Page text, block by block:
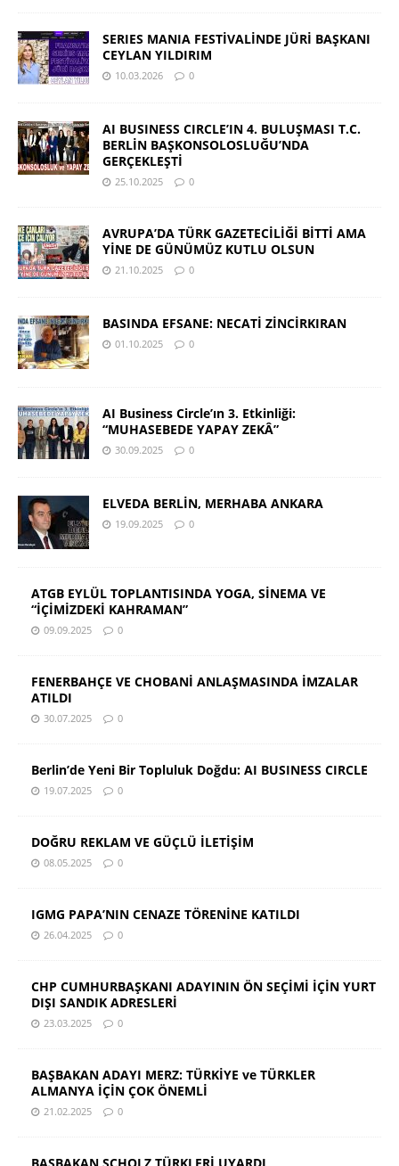
SERIES MANIA FESTİVALİNDE JÜRİ BAŞKANI
CEYLAN YILDIRIM
10.03.2026 0
AI BUSINESS CIRCLE’IN 4. BULUŞMASI T.C.
BERLİN BAŞKONSOLOSLUĞU’NDA
GERÇEKLEŞTİ
25.10.2025 0
AVRUPA’DA TÜRK GAZETECİLİĞİ BİTTİ AMA
YİNE DE GÜNÜMÜZ KUTLU OLSUN
21.10.2025 0
BASINDA EFSANE: NECATİ ZİNCİRKIRAN
01.10.2025 0
AI Business Circle’ın 3. Etkinliği:
“MUHASEBEDE YAPAY ZEKÂ”
30.09.2025 0
ELVEDA BERLİN, MERHABA ANKARA
19.09.2025 0
ATGB EYLÜL TOPLANTISINDA YOGA, SİNEMA VE
“İÇİMİZDEKİ KAHRAMAN”
09.09.2025 0
FENERBAHÇE VE CHOBANİ ANLAŞMASINDA İMZALAR
ATILDI
30.07.2025 0
Berlin’de Yeni Bir Topluluk Doğdu: AI BUSINESS CIRCLE
19.07.2025 0
DOĞRU REKLAM VE GÜÇLÜ İLETİŞİM
08.05.2025 0
IGMG PAPA’NIN CENAZE TÖRENİNE KATILDI
26.04.2025 0
CHP CUMHURBAŞKANI ADAYININ ÖN SEÇİMİ İÇİN YURT
DIŞI SANDIK ADRESLERİ
23.03.2025 0
BAŞBAKAN ADAYI MERZ: TÜRKİYE ve TÜRKLER
ALMANYA İÇİN ÇOK ÖNEMLİ
21.02.2025 0